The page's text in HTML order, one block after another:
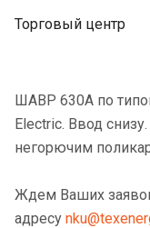
Торговый центр
ШАВР 630А по
Electric. Ввод
негорючим
Ждем Ваших
адресу